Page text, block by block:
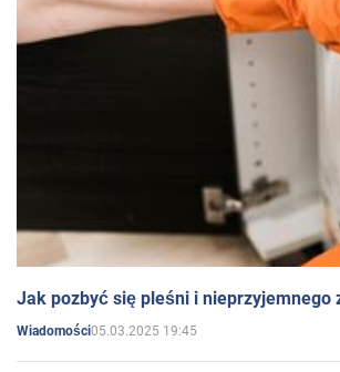
Jak pozbyć się pleśni i
Wiadomości05.03.2025 19:45